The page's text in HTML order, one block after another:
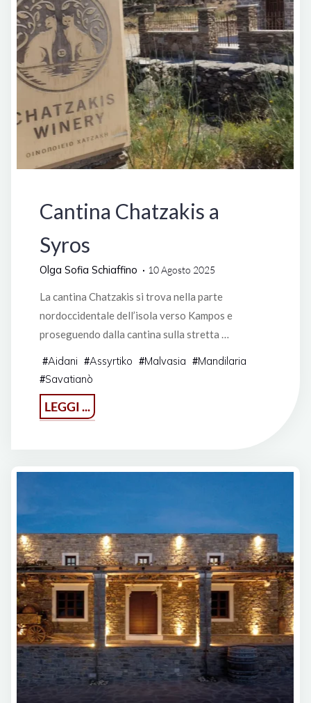
Cantina Chatzakis a
Syros
Olga Sofia Schiaffino 10 Agosto 2025
La cantina Chatzakis si trova nella parte
nordoccidentale dell’isola verso Kampos e
proseguendo dalla cantina sulla stretta …
#Aidani #Assyrtiko #Malvasia #Mandilaria
#Savatianò
LEGGI ...
Chatzakis